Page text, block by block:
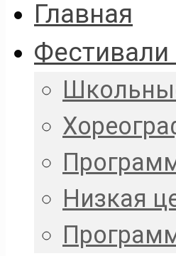
Главная
Низкая